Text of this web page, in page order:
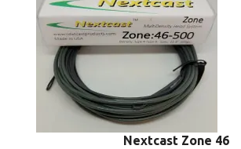
Nextcast Zone 46